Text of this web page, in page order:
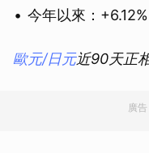
今年以來：+6.12%
歐元/日元近90天正
廣